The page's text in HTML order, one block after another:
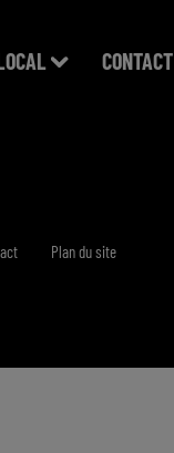
CONTACT
Plan du site